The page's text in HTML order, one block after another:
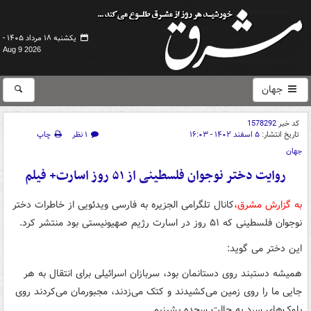
یکشنبه ۱۸ مرداد ۱۴۰۵ -
Aug 9 2026
جهان
کد خبر1578292
تاریخ انتشار: ۵ اسفند ۱۴۰۲ - ۱۶:۰۳ ۱ نظر
چاپ
جهان
روایت دختر نوجوان فلسطینی از ۵۱ روز اسارت+ فیلم
به گزارش مشرق،کانال تلگرامی الجزیره به فارسی ویدئویی از خاطرات دختر
نوجوان فلسطینی که ۵۱ روز در اسارت رژیم صهیونیستی بود منتشر کرد.
این دختر می گوید:
همیشه دستبند روی دستانمان بود، سربازان اسرائیلی برای انتقال به هر
جایی ما را روی زمین می‌کشیدند و کتک می‌زدند، مجبورمان می‌کردند روی